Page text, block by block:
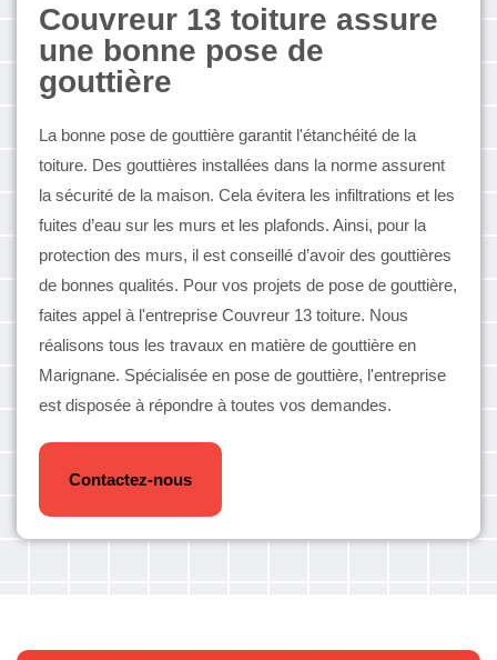
Couvreur 13 toiture assure
une bonne pose de
gouttière
La bonne pose de gouttière garantit l'étanchéité de la
toiture. Des gouttières installées dans la norme assurent
la sécurité de la maison. Cela évitera les infiltrations et les
fuites d’eau sur les murs et les plafonds. Ainsi, pour la
protection des murs, il est conseillé d’avoir des gouttières
de bonnes qualités. Pour vos projets de pose de gouttière,
faites appel à l'entreprise Couvreur 13 toiture. Nous
réalisons tous les travaux en matière de gouttière en
Marignane. Spécialisée en pose de gouttière, l'entreprise
est disposée à répondre à toutes vos demandes.
Contactez-nous